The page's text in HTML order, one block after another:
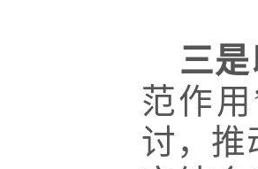
三
范作
讨，推